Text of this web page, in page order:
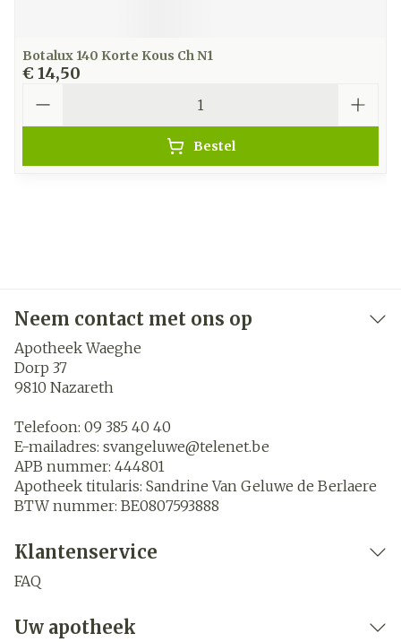
Botalux 140 Korte Kous Ch N1
€ 14,50
Bestel
Neem contact met ons op
Apotheek Waeghe
Dorp 37
9810 Nazareth
Telefoon: 09 385 40 40
E-mailadres: svangeluwe@telenet.be
APB nummer: 444801
Apotheek titularis: Sandrine Van Geluwe de Berlaere
BTW nummer: BE0807593888
Klantenservice
FAQ
Uw apotheek